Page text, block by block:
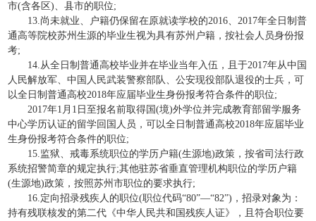
市(含各区)、县市的职位;
13.尚未就业、户籍仍保留在原就读学校的2016、2017年全日制普
通高等院校苏州生源的毕业生视为具有苏州户籍，按社会人员身份报
考;
14.从全日制普通高校毕业并在毕业当年入伍，且于2017年从中国
人民解放军、中国人民武装警察部队、公安现役部队退役的士兵，可
以全日制普通高校2018年应届毕业生身份报考符合条件的职位;
2017年1月1日至报名前取得国(境)外学位并完成教育部留学服务
中心学历认证的留学回国人员，可以全日制普通高校2018年应届毕业
生身份报考符合条件的职位;
15.监狱、戒毒系统职位的学历户籍(生源地)政策，按省司法行政
系统招警简章的规定执行;其他驻苏省垂直管理机构职位的学历户籍
(生源地)政策，按照苏州市职位的要求执行;
16.定向招录残疾人的职位(职位代码“80”—“82”)，招录对象为：
持有残联核发的第二代《中华人民共和国残疾人证》，且符合职位要